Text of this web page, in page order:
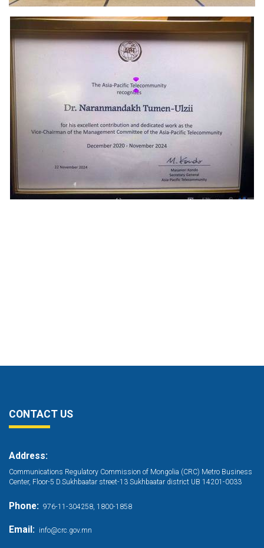
CONTACT US
Address:
Communications Regulatory Commission of Mongolia (CRC) Metro Business
Center, Floor-5 D.Sukhbaatar street-13 Sukhbaatar district UB 14201-0033
Phone: 976-11-304258, 1800-1858
Email: info@crc.gov.mn